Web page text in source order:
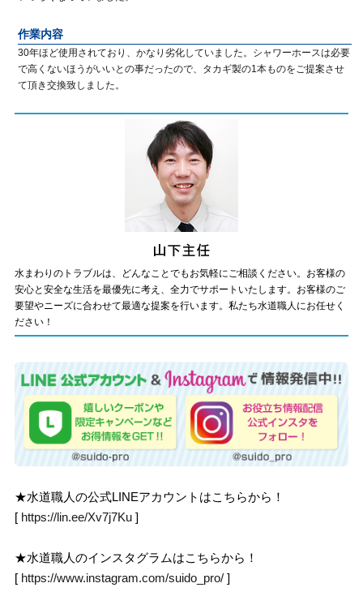
作業内容
30年ほど使用されており、かなり劣化していました。シャワーホースは必要
で高くないほうがいいとの事だったので、タカギ製の1本ものをご提案させ
て頂き交換致しました。
水まわりのトラブルは、どんなことでもお気軽にご相談ください。お客様の
安心と安全な生活を最優先に考え、全力でサポートいたします。お客様のご
要望やニーズに合わせて最適な提案を行います。私たち水道職人にお任せく
ださい！
★水道職人の公式LINEアカウントはこちらから！
[ https://lin.ee/Xv7j7Ku ]
★水道職人のインスタグラムはこちらから！
[ https://www.instagram.com/suido_pro/ ]